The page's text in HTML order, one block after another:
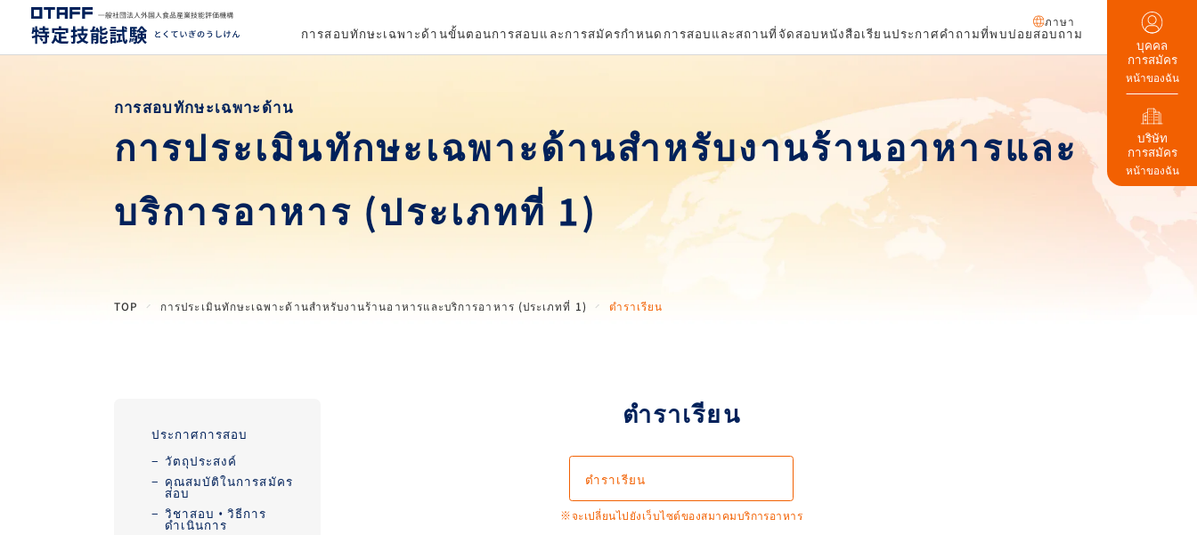
ภาษา
การสอบทักษะเฉพาะด้านขั้นตอนการสอบและการสมัครกำหนดการสอบและสถานที่จัดสอบหนังสือเรียนประกาศคำถามที่พบบ่อยสอบถาม
บุคคล
การสมัคร
หน้าของฉัน
บริษัท
การสมัคร
หน้าของฉัน
การสอบทักษะเฉพาะด้าน
การประเมินทักษะเฉพาะด้านสำหรับงานร้านอาหารและ
บริการอาหาร (ประเภทที่ 1)
TOP การประเมินทักษะเฉพาะด้านสำหรับงานร้านอาหารและบริการอาหาร (ประเภทที่ 1) ตำราเรียน
ประกาศการสอบ
วัตถุประสงค์
คุณสมบัติในการสมัคร
สอบ
วิชาสอบ・วิธีการ
ดำเนินการ
ตำราเรียน
ตำราเรียน
※จะเปลี่ยนไปยังเว็บไซต์ของสมาคมบริการอาหาร